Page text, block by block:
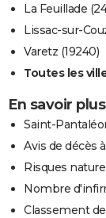
La Feuillade
Lissac-sur-
Varetz (19240)
Toutes les
En savoir
Saint-
Avis de décès
Risques
Nombre
Classement